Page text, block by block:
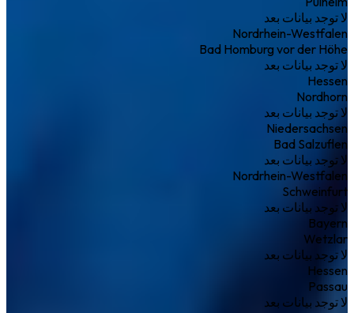
لا توجد بيانات بعد
Nordrhein-Westfalen
Bad Homburg vor der Höhe
لا توجد بيانات بعد
Hessen
Nordhorn
لا توجد بيانات بعد
Niedersachsen
Bad Salzuflen
لا توجد بيانات بعد
Nordrhein-Westfalen
Schweinfurt
لا توجد بيانات بعد
Bayern
Wetzlar
لا توجد بيانات بعد
Hessen
Passau
لا توجد بيانات بعد